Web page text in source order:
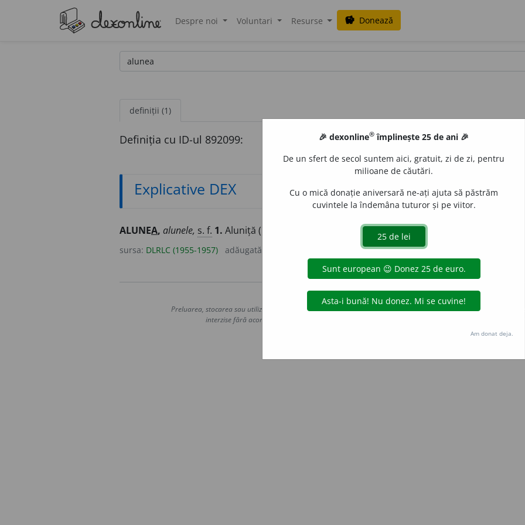
Despre noi Voluntari Resurse savings Donează
definiții (1)
Definiția cu ID-ul 892099:
Explicative DEX
ALUNEA, alunele, s. f. 1. Aluniță ( Nume dat unui dans popular.
sursa: DLRLC (1955-1957) adăugată de
Copyright © 2004-2026 dexonline (https://dexonline.ro)
Preluarea, stocarea sau utilizarea datelor de pe acest site, inclusiv prin orice metode de extragere automată
interzise fără acordul nostru prealabil scris, cu excepția seturilor de date oferite oficial spre utilizare
Hosterion
🎉 dexonline® împlinește 25 de ani 🎉
De un sfert de secol suntem aici, gratuit, zi de zi, pentru
milioane de căutări.
Cu o mică donație aniversară ne-ați ajuta să păstrăm
cuvintele la îndemâna tuturor și pe viitor.
Am donat deja.